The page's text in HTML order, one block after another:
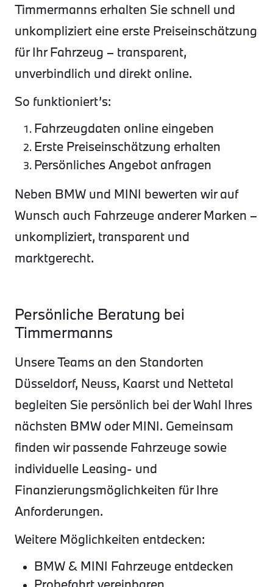
Timmermanns erhalten Sie schnell und
unkompliziert eine erste Preiseinschätzung
für Ihr Fahrzeug – transparent,
unverbindlich und direkt online.
So funktioniert’s:
Fahrzeugdaten online eingeben
Erste Preiseinschätzung erhalten
Persönliches Angebot anfragen
Neben BMW und MINI bewerten wir auf
Wunsch auch Fahrzeuge anderer Marken –
unkompliziert, transparent und
marktgerecht.
Persönliche Beratung bei
Timmermanns
Unsere Teams an den Standorten
Düsseldorf, Neuss, Kaarst und Nettetal
begleiten Sie persönlich bei der Wahl Ihres
nächsten BMW oder MINI. Gemeinsam
finden wir passende Fahrzeuge sowie
individuelle Leasing- und
Finanzierungsmöglichkeiten für Ihre
Anforderungen.
Weitere Möglichkeiten entdecken:
BMW & MINI Fahrzeuge entdecken